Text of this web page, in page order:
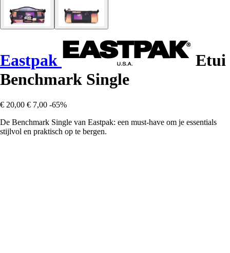
Eastpak
Etui
Benchmark Single
€ 20,00 € 7,00 -65%
De Benchmark Single van Eastpak: een must-have om je essentials
stijlvol en praktisch op te bergen.